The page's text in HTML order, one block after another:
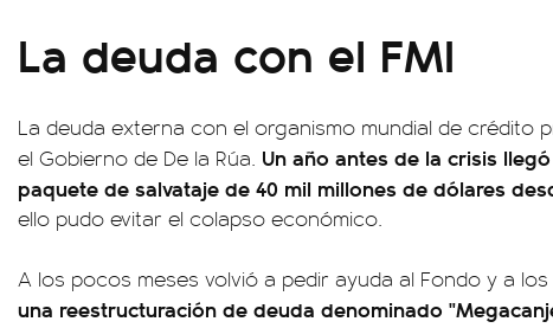
La deuda con el FMI
La deuda externa con el organismo mundial de crédito
el Gobierno de De la Rúa. Un año antes de la crisis
paquete de salvataje de 40 mil millones de dólares
ello pudo evitar el colapso económico.
A los pocos meses volvió a pedir ayuda al Fondo y a
una reestructuración de deuda denominado